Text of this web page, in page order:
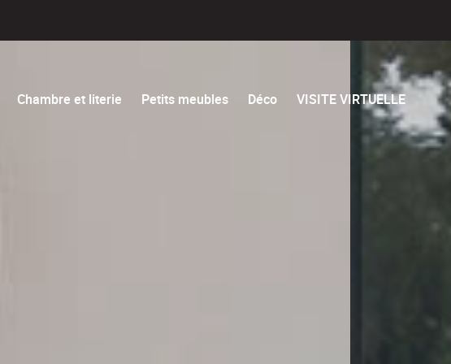
Chambre et literie Petits meubles Déco VISITE VIRTUELLE